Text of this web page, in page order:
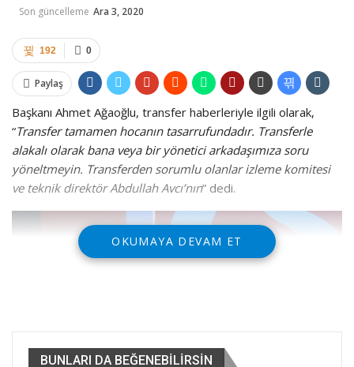
Son güncelleme Ara 3, 2020
0
192
Paylaş
Başkanı Ahmet Ağaoğlu, transfer haberleriyle ilgili olarak,
“Transfer tamamen hocanın tasarrufundadır. Transferle
alakalı olarak bana veya bir yönetici arkadaşımıza soru
yöneltmeyin. Transferden sorumlu olanlar izleme komitesi
ve teknik direktör Abdullah Avcı’nın” dedi.
OKUMAYA DEVAM ET
BUNLARI DA BEĞENEBILIRSIN